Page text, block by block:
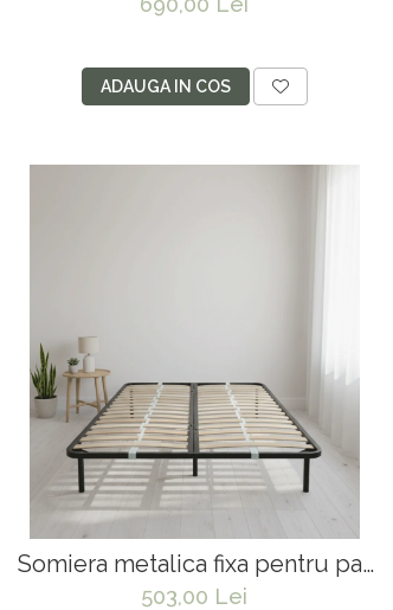
3 rafturi, soft close, alb
ADAUGA IN COS
Somiera metalica fixa pentru pat
dublu 160x190, 6 picioare, 30
503,00 Lei